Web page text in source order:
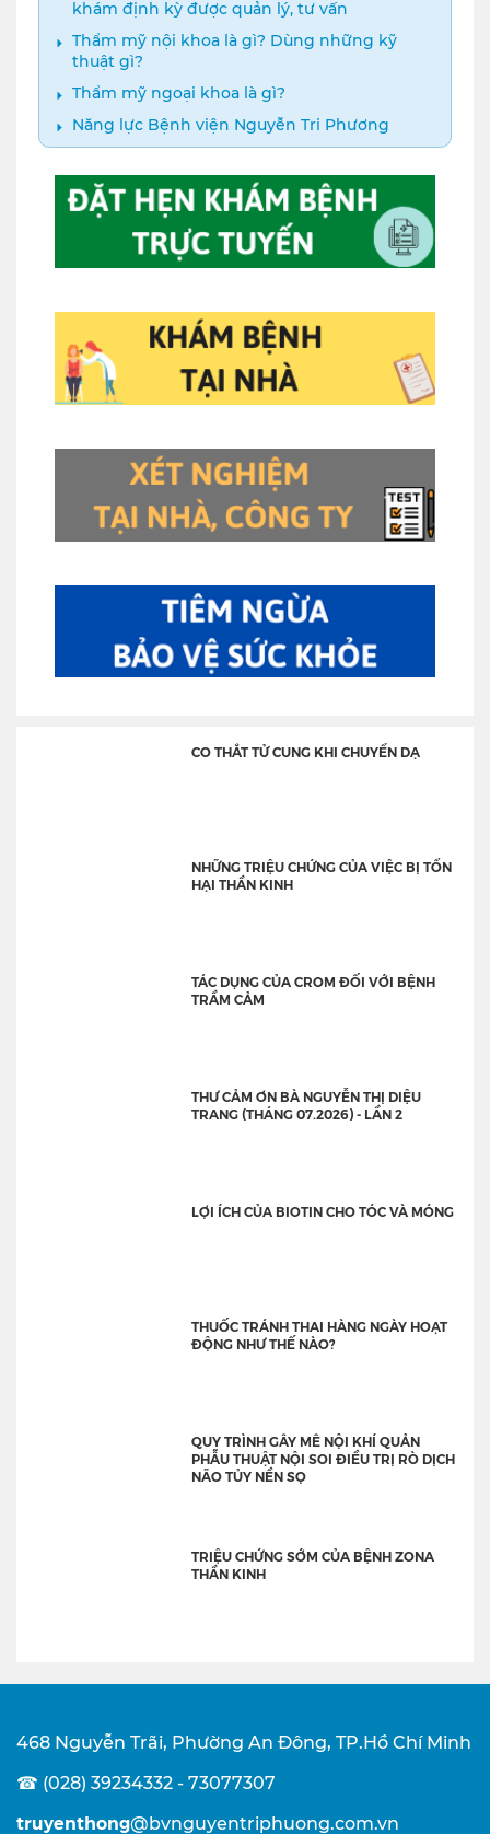
khám định kỳ được quản lý, tư vấn
Thẩm mỹ nội khoa là gì? Dùng những kỹ
thuật gì?
Thẩm mỹ ngoại khoa là gì?
Năng lực Bệnh viện Nguyễn Tri Phương
CO THẮT TỬ CUNG KHI CHUYỂN DẠ
NHỮNG TRIỆU CHỨNG CỦA VIỆC BỊ TỔN
HẠI THẦN KINH
TÁC DỤNG CỦA CROM ĐỐI VỚI BỆNH
TRẦM CẢM
THƯ CẢM ƠN BÀ NGUYỄN THỊ DIỆU
TRANG (THÁNG 07.2026) - LẦN 2
LỢI ÍCH CỦA BIOTIN CHO TÓC VÀ MÓNG
THUỐC TRÁNH THAI HÀNG NGÀY HOẠT
ĐỘNG NHƯ THẾ NÀO?
QUY TRÌNH GÂY MÊ NỘI KHÍ QUẢN
PHẪU THUẬT NỘI SOI ĐIỀU TRỊ RÒ DỊCH
NÃO TỦY NỀN SỌ
TRIỆU CHỨNG SỚM CỦA BỆNH ZONA
THẦN KINH
468 Nguyễn Trãi, Phường An Đông, TP.Hồ Chí Minh
☎ (028) 39234332 - 73077307
truyenthong@bvnguyentriphuong.com.vn